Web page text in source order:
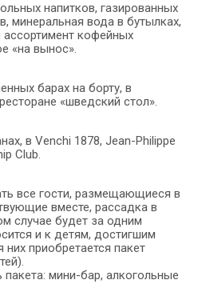
напитков, газированных
минеральная вода в бутылках,
кофейных
«на вынос».
барах на борту, в
«шведский стол».
в Venchi 1878, Jean-Philippe
Club.
все гости, размещающиеся в
вместе, рассадка в
случае будет за одним
и к детям, достигшим
них приобретается пакет
мини-бар, алкогольные